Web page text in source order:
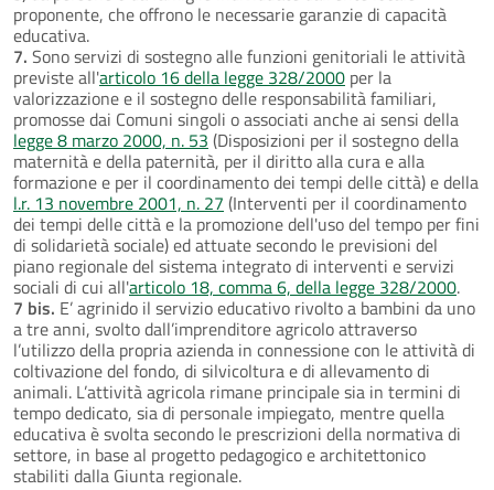
proponente, che offrono le necessarie garanzie di capacità
educativa.
7. Sono servizi di sostegno alle funzioni genitoriali le attività
previste all'articolo 16 della legge 328/2000 per la
valorizzazione e il sostegno delle responsabilità familiari,
promosse dai Comuni singoli o associati anche ai sensi della
legge 8 marzo 2000, n. 53 (Disposizioni per il sostegno della
maternità e della paternità, per il diritto alla cura e alla
formazione e per il coordinamento dei tempi delle città) e della
l.r. 13 novembre 2001, n. 27 (Interventi per il coordinamento
dei tempi delle città e la promozione dell'uso del tempo per fini
di solidarietà sociale) ed attuate secondo le previsioni del
piano regionale del sistema integrato di interventi e servizi
sociali di cui all'articolo 18, comma 6, della legge 328/2000.
7 bis. E’ agrinido il servizio educativo rivolto a bambini da uno
a tre anni, svolto dall’imprenditore agricolo attraverso
l’utilizzo della propria azienda in connessione con le attività di
coltivazione del fondo, di silvicoltura e di allevamento di
animali. L’attività agricola rimane principale sia in termini di
tempo dedicato, sia di personale impiegato, mentre quella
educativa è svolta secondo le prescrizioni della normativa di
settore, in base al progetto pedagogico e architettonico
stabiliti dalla Giunta regionale.